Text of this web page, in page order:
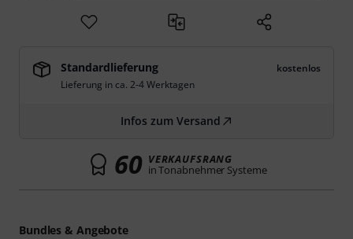
Standardlieferung
kostenlos
Lieferung in ca. 2-4 Werktagen
Infos zum Versand
60 VERKAUFSRANG
in Tonabnehmer Systeme
Bundles & Angebote